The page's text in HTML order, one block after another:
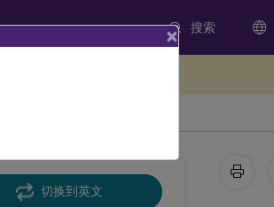
搜索
切换到英文
×